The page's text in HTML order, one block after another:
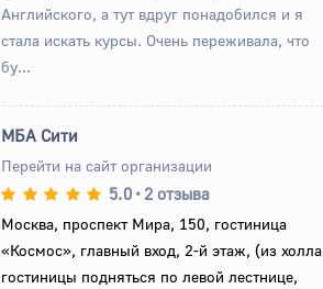
Английского, а тут вдруг понадобился и я
стала искать курсы. Очень переживала, что
бу...
МБА Сити
Перейти на сайт организации
5.0 • 2 отзыва
Москва, проспект Мира, 150, гостиница
«Космос», главный вход, 2-й этаж, (из холла
гостиницы подняться по левой лестнице,